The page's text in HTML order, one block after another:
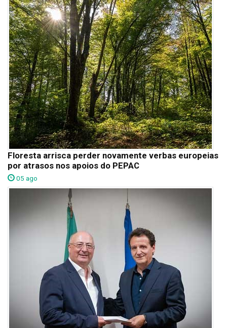
Floresta arrisca perder novamente verbas europeias
por atrasos nos apoios do PEPAC
05 ago